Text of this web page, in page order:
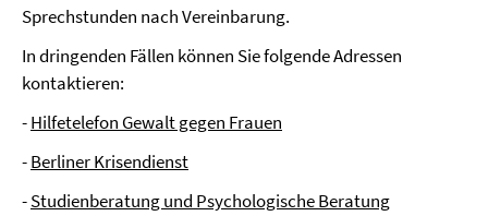
Sprechstunden nach Vereinbarung.
In dringenden Fällen können Sie folgende Adressen
kontaktieren:
-Hilfetelefon Gewalt gegen Frauen
-Berliner Krisendienst
-Studienberatung und Psychologische Beratung